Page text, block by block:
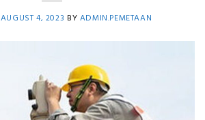
AUGUST 4, 2023 BY ADMIN.PEMETAAN